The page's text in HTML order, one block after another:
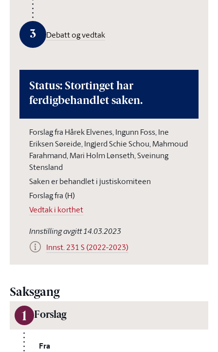
3 Debatt og vedtak
Status: Stortinget har
ferdigbehandlet saken.
Forslag fra Hårek Elvenes, Ingunn Foss, Ine
Eriksen Søreide, Ingjerd Schie Schou, Mahmoud
Farahmand, Mari Holm Lønseth, Sveinung
Stensland
Saken er behandlet i justiskomiteen
Forslag fra (H)
Vedtak i korthet
Innstilling avgitt 14.03.2023
Innst. 231 S (2022-2023)
Saksgang
1 Forslag
Fra